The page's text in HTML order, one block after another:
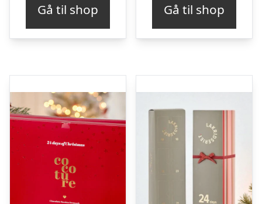
Gå til shop Gå til shop